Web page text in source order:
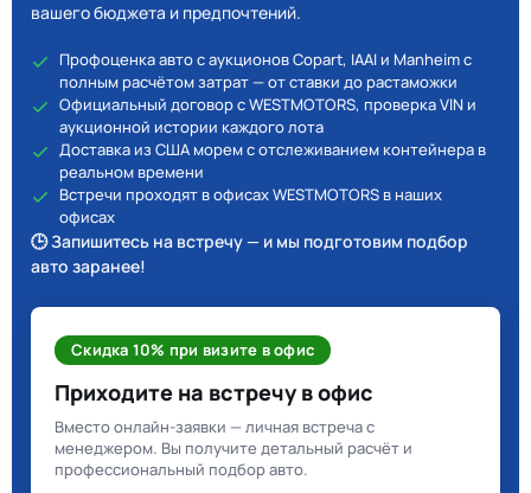
вашего бюджета и предпочтений.
Профоценка авто с аукционов Copart, IAAI и Manheim с
полным расчётом затрат — от ставки до растаможки
Официальный договор с WESTMOTORS, проверка VIN и
аукционной истории каждого лота
Доставка из США морем с отслеживанием контейнера в
реальном времени
Встречи проходят в офисах WESTMOTORS в наших
офисах
🕒 Запишитесь на встречу — и мы подготовим подбор
авто заранее!
Скидка 10% при визите в офис
Приходите на встречу в офис
Вместо онлайн-заявки — личная встреча с
менеджером. Вы получите детальный расчёт и
профессиональный подбор авто.